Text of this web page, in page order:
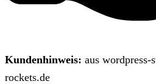
Kundenhinweis: aus wordpress-
rockets.de